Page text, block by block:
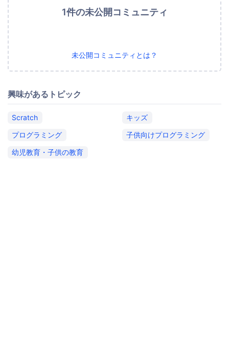
1件の未公開コミュニティ
未公開コミュニティとは？
興味があるトピック
Scratch
キッズ
プログラミング
子供向けプログラミング
幼児教育・子供の教育